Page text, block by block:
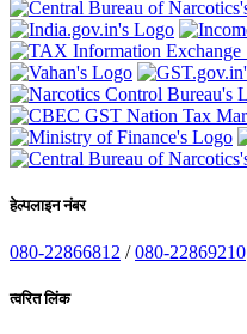
हेल्पलाइन नंबर
080-22866812 /080-22869210
त्वरित लिंक